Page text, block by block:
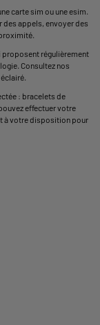
carte sim ou une esim.
des appels, envoyer des
proposent régulièrement
Consultez nos
: bracelets de
effectuer votre
à votre disposition pour